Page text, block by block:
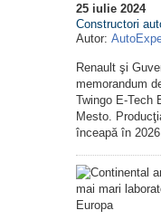
25 iulie 2024
Constructori
Autor:
Renault şi
memorandum
Twingo E-Tech
Mesto.
înceapă în